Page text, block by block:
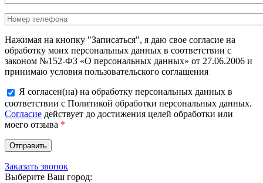
Нажимая на кнопку "Записаться", я даю свое согласие на
обработку моих персональных данных в соответствии с
законом №152-ФЗ «О персональных данных» от 27.06.2006 и
принимаю условия пользовательского соглашения
Я согласен(на) на обработку персональных данных в
соответствии с Политикой обработки персональных данных.
Согласие действует до достижения целей обработки или
моего отзыва *
Заказать звонок
Выберите Ваш город: